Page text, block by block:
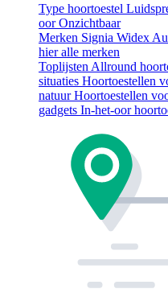
Type hoortoestel
oorOnzichtbaar
Merken Signia Widex
hier alle merken
Toplijsten Allround
situaties Hoortoestellen
natuurHoortoestellen
gadgets In-het-oor